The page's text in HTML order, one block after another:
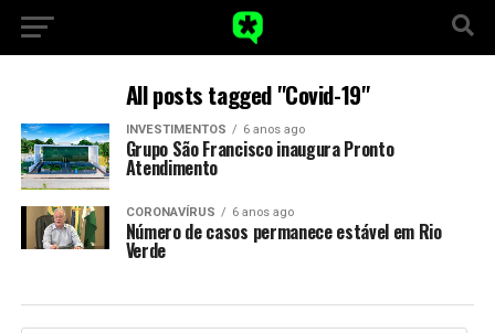
All posts tagged "Covid-19"
INVESTIMENTOS 6 anos ago
Grupo São Francisco inaugura Pronto
Atendimento
CORONAVÍRUS 6 anos ago
Número de casos permanece estável em Rio
Verde